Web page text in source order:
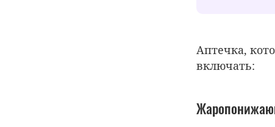
Аптечка,
включать: